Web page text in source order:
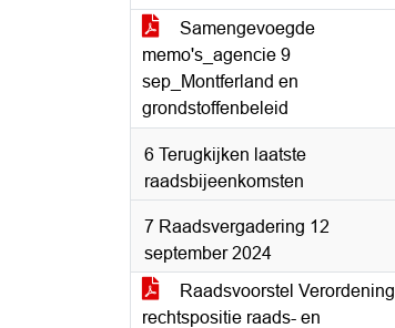
Samengevoegde
memo's_agencie 9
sep_Montferland en
grondstoffenbeleid
6 Terugkijken laatste
raadsbijeenkomsten
7 Raadsvergadering 12
september 2024
Raadsvoorstel Verordening
rechtspositie raads- en